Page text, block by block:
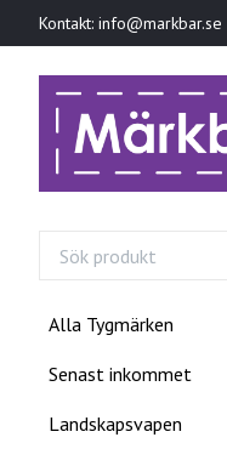
Kontakt: info@markbar.se
Alla Tygmärken
Senast inkommet
Landskapsvapen